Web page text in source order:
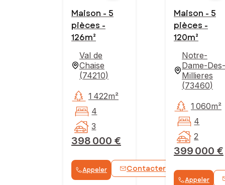
Maison - 5
pièces -
126m²
Val de
Chaise
(74210)
398 000 €
1 422m²
4
3
Appeler Contacter WhatsApp
Maison - 5
pièces -
120m²
Notre-
Dame-Des-
Millieres
(73460)
399 000 €
1 060m²
4
2
Appeler